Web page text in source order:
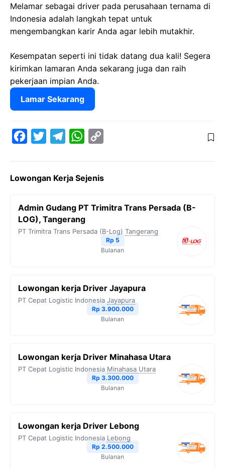
Melamar sebagai driver pada perusahaan ternama di
Indonesia adalah langkah tepat untuk
mengembangkan karir Anda agar lebih mutakhir.
Kesempatan seperti ini tidak datang dua kali! Segera
kirimkan lamaran Anda sekarang juga dan raih
pekerjaan impian Anda.
Lamar Sekarang
e
o
o
t
e
e
r
W
t
A
p
y
i
n
k
Lowongan Kerja Sejenis
Admin Gudang PT Trimitra Trans Persada (B-
LOG), Tangerang
PT Trimitra Trans Persada (B-Log) Tangerang
Rp 5
Bulanan
Lowongan kerja Driver Jayapura
PT Cepat Logistic Indonesia Jayapura
Rp 3.900.000
Bulanan
Lowongan kerja Driver Minahasa Utara
PT Cepat Logistic Indonesia Minahasa Utara
Rp 3.300.000
Bulanan
Lowongan kerja Driver Lebong
PT Cepat Logistic Indonesia Lebong
Rp 2.500.000
Bulanan